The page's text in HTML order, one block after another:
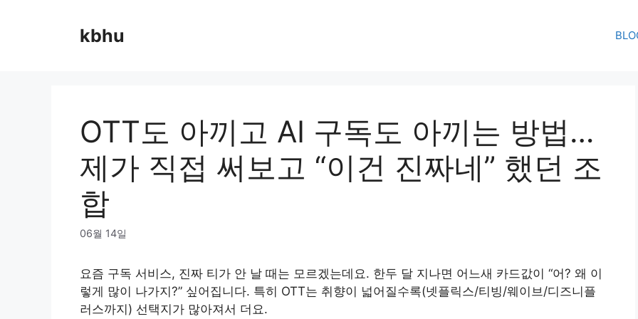
kbhu
OTT도 아끼고 AI 구독도 아끼는 방법…
제가 직접 써보고 “이건 진짜네” 했던 조
합
06월 14일
요즘 구독 서비스, 진짜 티가 안 날 때는 모르겠는데요. 한두 달 지나면 어느새 카드값이 “어? 왜 이
렇게 많이 나가지?” 싶어집니다. 특히 OTT는 취향이 넓어질수록(넷플릭스/티빙/웨이브/디즈니플
러스까지) 선택지가 많아져서 더요.